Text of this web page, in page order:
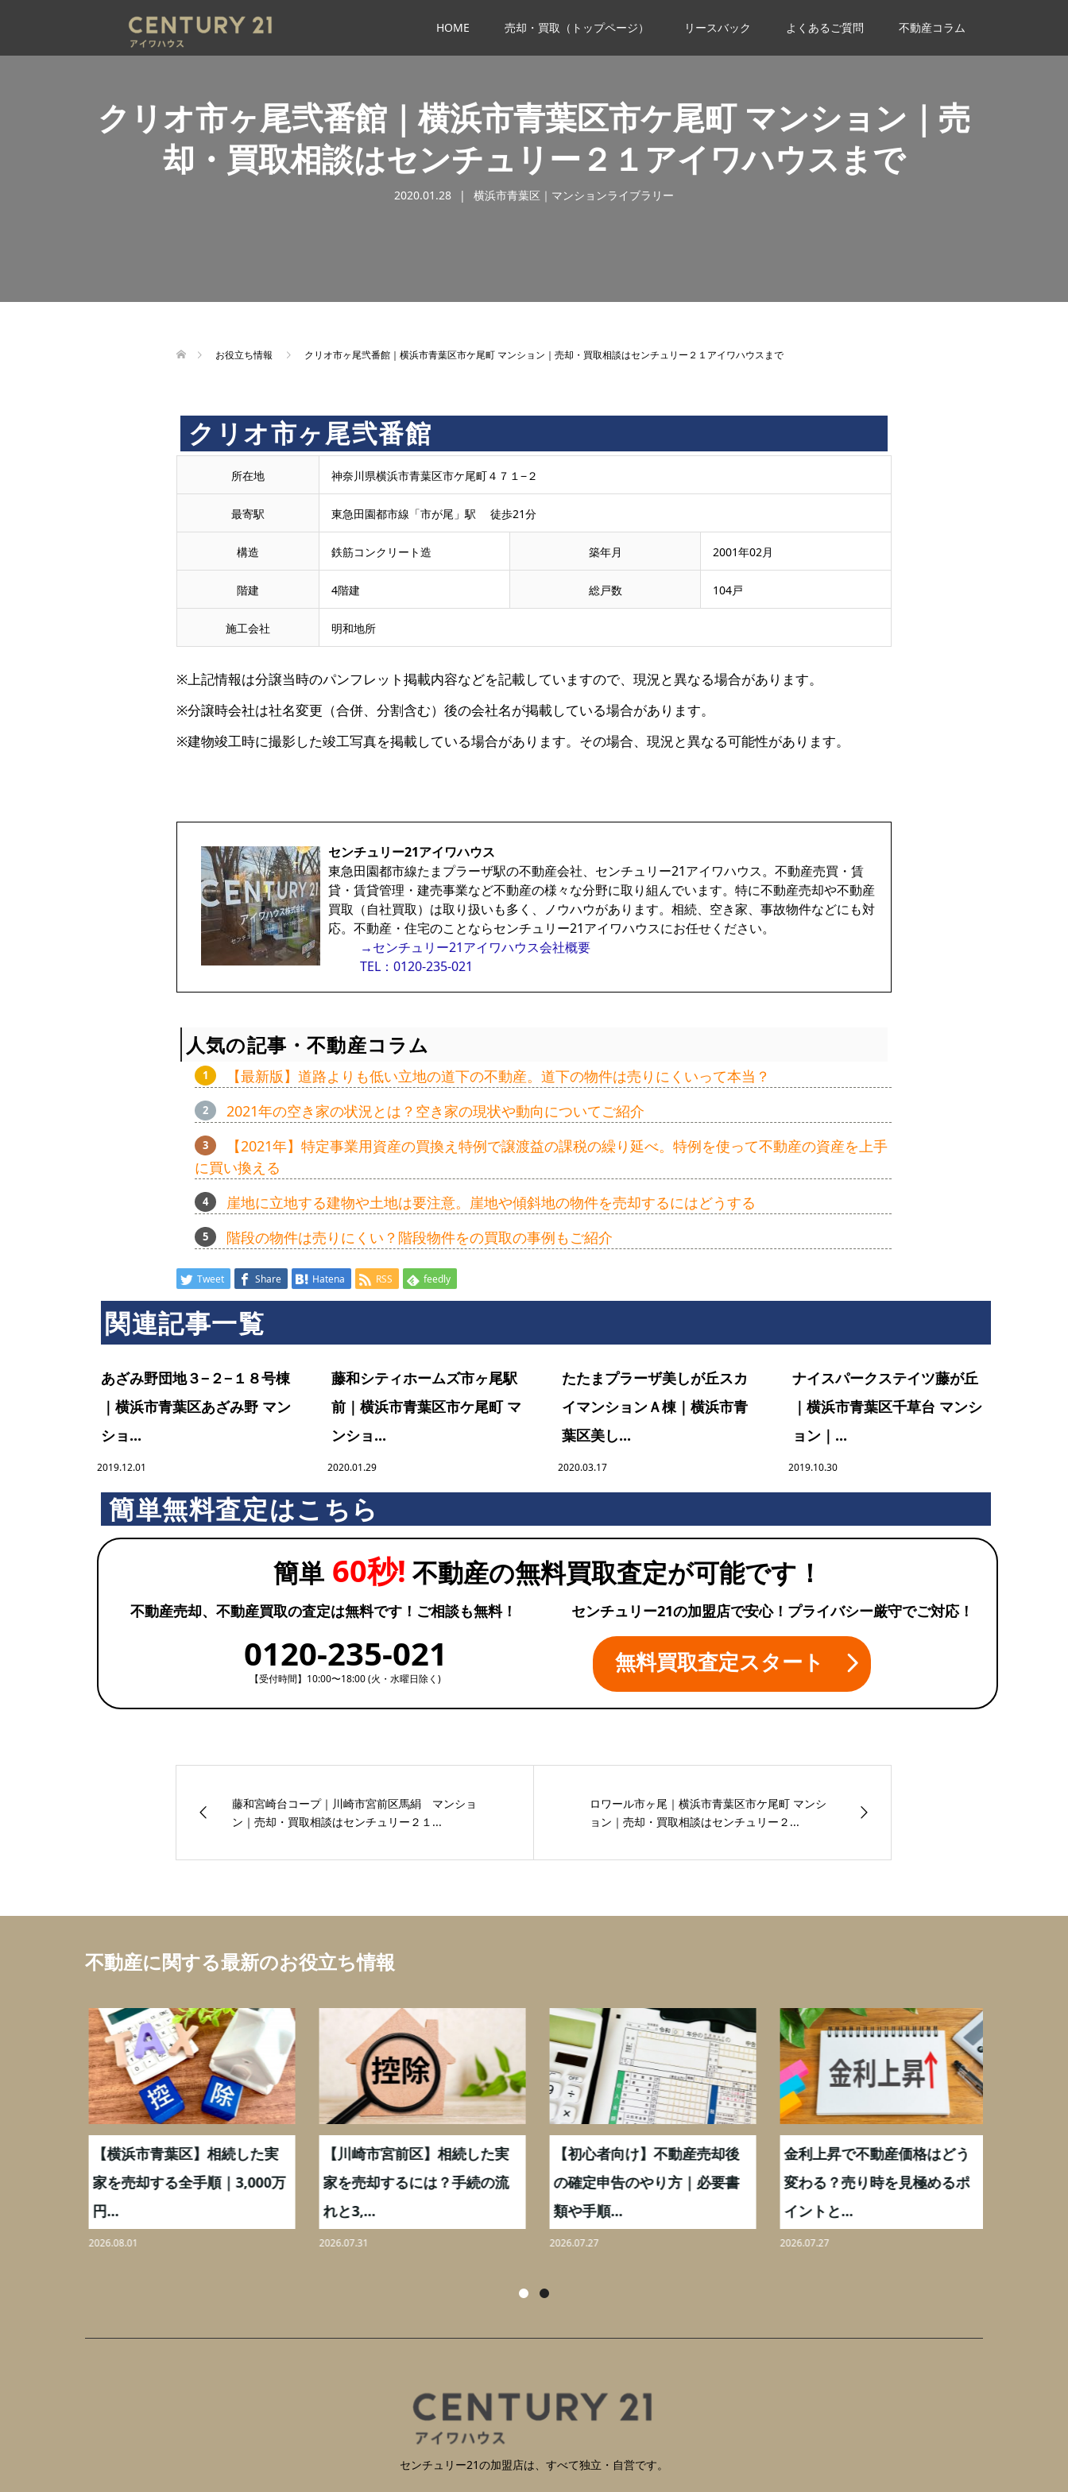
HOME 売却・買取（トップページ） リースバック よくあるご質問 不動産コラム
クリオ市ヶ尾弐番館｜横浜市青葉区市ケ尾町 マンション｜売
却・買取相談はセンチュリー２１アイワハウスまで
2020.01.28 横浜市青葉区｜マンションライブラリー
お役立ち情報 クリオ市ヶ尾弐番館｜横浜市青葉区市ケ尾町 マンション｜売却・買取相談はセンチュリー２１アイワハウスまで
買
売
却・
買
取
談
受
付
中
マ
ン
シ
ョ
ン
ラ
イ
ラ
クリオ市ヶ尾弐番館
所在地 神奈川県横浜市青葉区市ケ尾町４７１−２
最寄駅 東急田園都市線「市が尾」駅 徒歩21分
構造 鉄筋コンクリート造 築年月 2001年02月
階建 4階建 総戸数 104戸
施工会社 明和地所
※上記情報は分譲当時のパンフレット掲載内容などを記載していますので、現況と異なる場合があります。
※分譲時会社は社名変更（合併、分割含む）後の会社名が掲載している場合があります。
※建物竣工時に撮影した竣工写真を掲載している場合があります。その場合、現況と異なる可能性があります。
センチュリー21アイワハウス
東急田園都市線たまプラーザ駅の不動産会社、センチュリー21アイワハウス。不動産売買・賃
貸・賃貸管理・建売事業など不動産の様々な分野に取り組んでいます。特に不動産売却や不動産
買取（自社買取）は取り扱いも多く、ノウハウがあります。相続、空き家、事故物件などにも対
応。不動産・住宅のことならセンチュリー21アイワハウスにお任せください。
→センチュリー21アイワハウス会社概要
TEL：0120-235-021
人気の記事・不動産コラム
【最新版】道路よりも低い立地の道下の不動産。道下の物件は売りにくいって本当？
2021年の空き家の状況とは？空き家の現状や動向についてご紹介
【2021年】特定事業用資産の買換え特例で譲渡益の課税の繰り延べ。特例を使って不動産の資産を上手
に買い換える
崖地に立地する建物や土地は要注意。崖地や傾斜地の物件を売却するにはどうする
階段の物件は売りにくい？階段物件をの買取の事例もご紹介
Tweet Share Hatena RSS feedly
関連記事一覧
あざみ野団地３−２−１８号棟
｜横浜市青葉区あざみ野 マン
ショ...
2019.12.01
藤和シティホームズ市ヶ尾駅
前｜横浜市青葉区市ケ尾町 マ
ンショ...
2020.01.29
たたまプラーザ美しが丘スカ
イマンションＡ棟｜横浜市青
葉区美し...
2020.03.17
ナイスパークステイツ藤が丘
｜横浜市青葉区千草台 マンシ
ョン｜...
2019.10.30
簡単無料査定はこちら
簡単60秒! 不動産の無料買取査定が可能です！
不動産売却、不動産買取の査定は無料です！ご相談も無料！ センチュリー21の加盟店で安心！プライバシー厳守でご対応！
0120-235-021
【受付時間】10:00〜18:00 (火・水曜日除く)
無料買取査定スタート
藤和宮崎台コープ｜川崎市宮前区馬絹 マンショ
ン｜売却・買取相談はセンチュリー２１...
ロワール市ヶ尾｜横浜市青葉区市ケ尾町 マンシ
ョン｜売却・買取相談はセンチュリー２...
不動産に関する最新のお役立ち情報
【横浜市青葉区】相続した実
家を売却する全手順｜3,000万
円...
2026.08.01
【川崎市宮前区】相続した実
家を売却するには？手続の流
れと3,...
2026.07.31
【初心者向け】不動産売却後
の確定申告のやり方｜必要書
類や手順...
2026.07.27
金利上昇で不動産価格はどう
変わる？売り時を見極めるポ
イントと...
2026.07.27
センチュリー21の加盟店は、すべて独立・自営です。